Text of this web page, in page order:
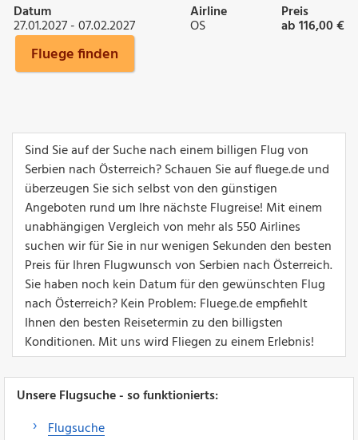
Datum
27.01.2027 - 07.02.2027
Airline
OS
Preis
ab 116,00 €
Fluege finden
Sind Sie auf der Suche nach einem billigen Flug von
Serbien nach Österreich? Schauen Sie auf fluege.de und
überzeugen Sie sich selbst von den günstigen
Angeboten rund um Ihre nächste Flugreise! Mit einem
unabhängigen Vergleich von mehr als 550 Airlines
suchen wir für Sie in nur wenigen Sekunden den besten
Preis für Ihren Flugwunsch von Serbien nach Österreich.
Sie haben noch kein Datum für den gewünschten Flug
nach Österreich? Kein Problem: Fluege.de empfiehlt
Ihnen den besten Reisetermin zu den billigsten
Konditionen. Mit uns wird Fliegen zu einem Erlebnis!
Unsere Flugsuche - so funktionierts:
Flugsuche